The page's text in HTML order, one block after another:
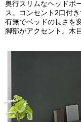
奥行スリムなヘッドボ
ス。コンセント2口付
有無でベッドの長さを
脚部がアクセント。木